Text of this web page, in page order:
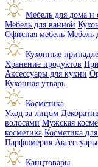
Мебель для дома и
Мебель для ванной
Офисная мебель Мебель
Кухонные
Хранение продуктов
Аксессуары для кухни
Кухонная утварь
Косметика
Уход за лицом
волосами Мужская
косметика Косметика
Парфюмерия
Канцтовары